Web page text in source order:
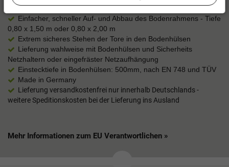
Äußerst stabile eckverschweißte Torverbindung
Einfacher, schneller Auf- und Abbau des Bodenrahmens - Tiefe
0,80 x 1,50 m oder 0,80 x 2,00 m
Extrem sicheres Stehen der Tore in den Bodenhülsen
Lieferung wahlweise mit Bodenhülsen und Sicherheits
Netzhaltern oder eingefräster Netzaufhängung
Einstecktiefe in Bodenhülsen: 500mm, nach EN 748 und TÜV
Made in Germany
Lieferung versandkostenfrei nur innerhalb Deutschlands -
weitere Speditionskosten bei der Lieferung ins Ausland
Mehr Informationen zum EU Verantwortlichen »